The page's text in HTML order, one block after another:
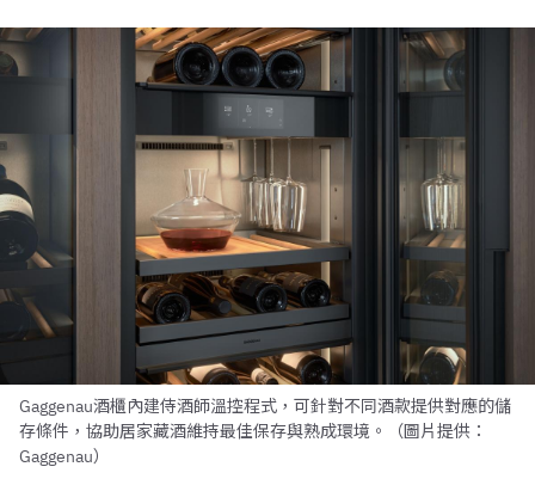
Gaggenau酒櫃內建侍酒師溫控程式，可針對不同酒款提供對應的儲
存條件，協助居家藏酒維持最佳保存與熟成環境。（圖片提供：
Gaggenau）